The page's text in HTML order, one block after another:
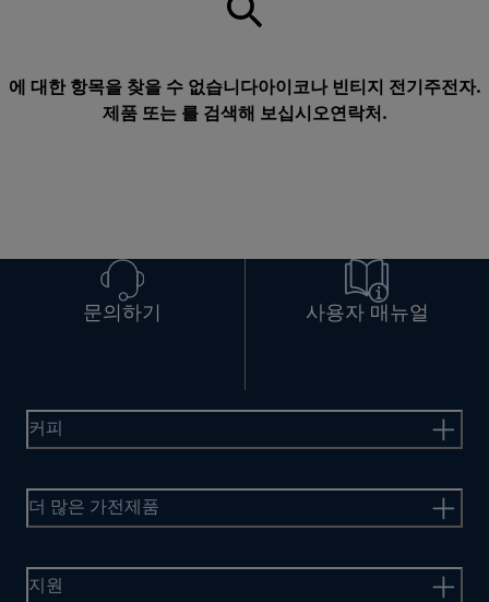
에 대한 항목을 찾을 수 없습니다아이코나 빈티지 전기주전자.
제품 또는 를 검색해 보십시오연락처 .
문의하기 사용자 매뉴얼
커피
더 많은 가전제품
지원